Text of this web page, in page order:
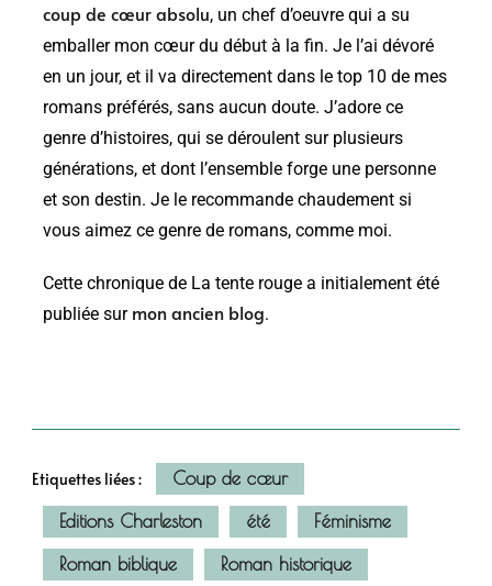
coup de cœur absolu, un chef d’oeuvre qui a su
emballer mon cœur du début à la fin. Je l’ai dévoré
en un jour, et il va directement dans le top 10 de mes
romans préférés, sans aucun doute. J’adore ce
genre d’histoires, qui se déroulent sur plusieurs
générations, et dont l’ensemble forge une personne
et son destin. Je le recommande chaudement si
vous aimez ce genre de romans, comme moi.
Cette chronique de La tente rouge a initialement été
publiée sur mon ancien blog.
Etiquettes liées :
Coup de cœur
Editions Charleston
été
Féminisme
Roman biblique
Roman historique